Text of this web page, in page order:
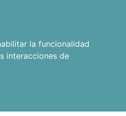
la funcionalidad
interacciones de